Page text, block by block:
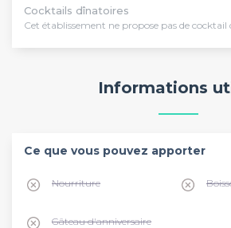
Cocktails dînatoires
Cet établissement ne propose pas de
Informations
Ce que vous pouvez apporter
Nourriture
Gâteau d'anniversaire